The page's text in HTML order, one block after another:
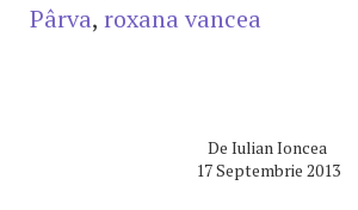
Pârva, roxana vancea
De Iulian Ioncea
17 Septembrie 2013